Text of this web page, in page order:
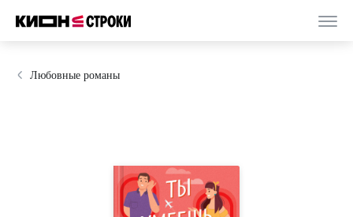
Любовные романы